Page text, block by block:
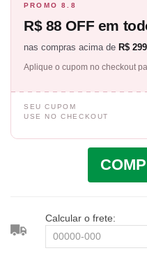
PROMO 8.8
R$ 88 OFF em
nas compras acima de R$ 299
Aplique o cupom no checkout
SEU CUPOM
USE NO CHECKOUT
Calcular o frete: